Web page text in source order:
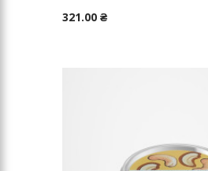
321.00 ₴